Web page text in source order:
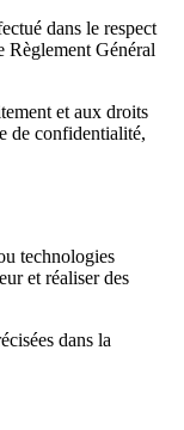
dans le respect
Règlement Général
et aux droits
de confidentialité,
technologies
et réaliser des
dans la